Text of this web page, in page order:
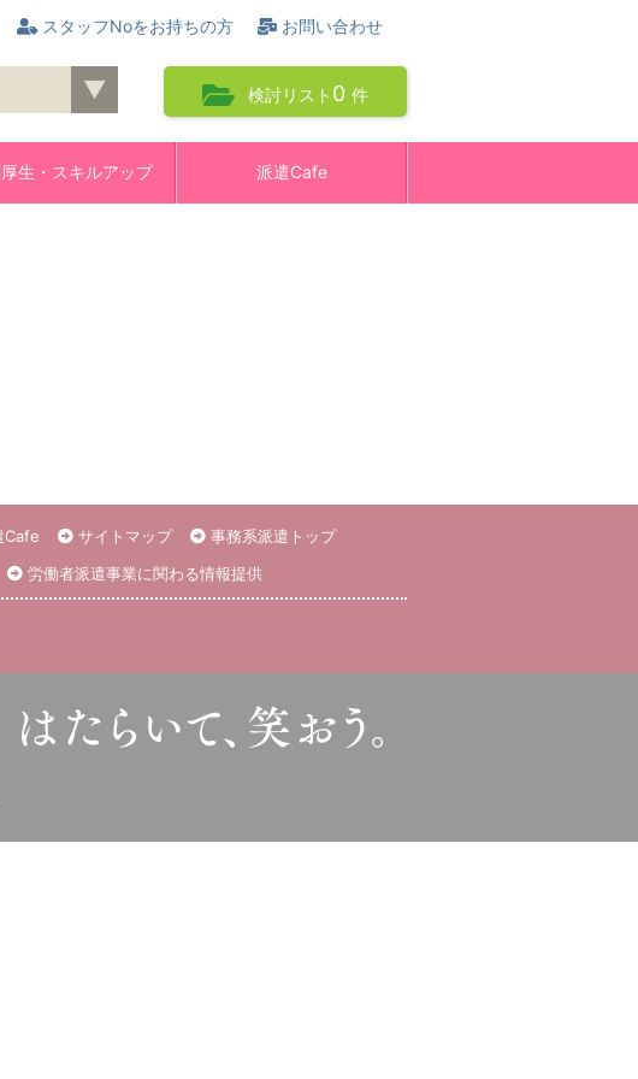
スタッフNoをお持ちの方 お問い合わせ
検討リスト 0件
生・スキルアップ 派遣Cafe
Cafe サイトマップ
事務系派遣トップ
労働者派遣事業に関わる情報提供